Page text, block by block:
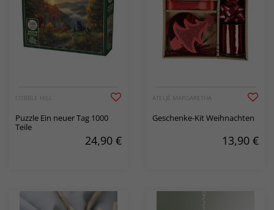
COBBLE HILL
Puzzle Ein neuer Tag 1000
Teile
24,90 €
ATELJÉ MARGARETHA
Geschenke-Kit Weihnachten
13,90 €